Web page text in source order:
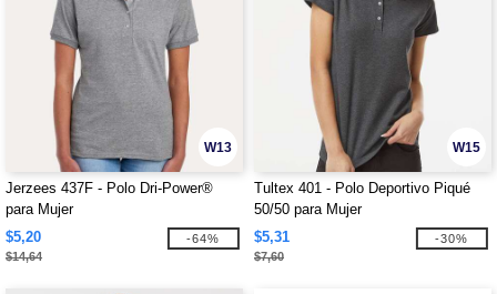
W13
Jerzees 437F - Polo Dri-Power®
para Mujer
$5,20
$14,64
-64%
W15
Tultex 401 - Polo Deportivo Piqué
50/50 para Mujer
$5,31
$7,60
-30%